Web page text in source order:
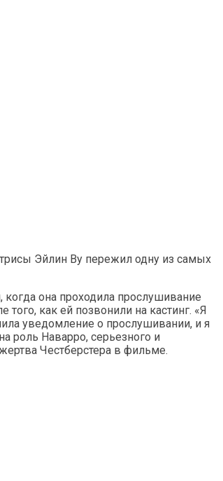
Эйлин Ву пережил одну из самых
она проходила прослушивание
того, как ей позвонили на кастинг. «Я
уведомление о прослушивании, и я
роль Наварро, серьезного и
Честберстера в фильме.